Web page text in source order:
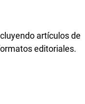
artículos de
editoriales.